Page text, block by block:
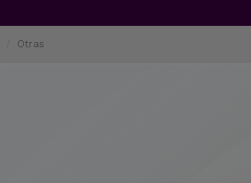
Otras